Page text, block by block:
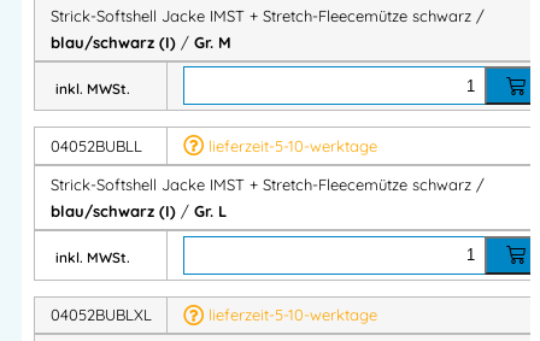
Praktische Ausstattung
Zwei seitliche Reißverschlusstaschen
Optionale Brusttasche
Daumenschlaufenfür optimalen Sitz und besseren
Windschutz
Verlängerter Rücken für mehr Komfort bei Bewegung
Produktdetails
Material: Strick / Softshell, 100% Polyester
Strick-Softshell Jacke IMST + Stretch-Fleecemütze schwarz /
blau/schwarz (I)/ Gr. M
inkl. MWSt.
04052BUBLL
lieferzeit-5-10-werktage
Strick-Softshell Jacke IMST + Stretch-Fleecemütze schwarz /
blau/schwarz (I)/ Gr. L
inkl. MWSt.
04052BUBLXL
lieferzeit-5-10-werktage